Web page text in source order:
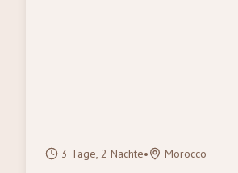
3 Tage, 2 Nächte• Morocco